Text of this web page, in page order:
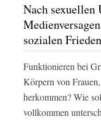
Nach
sozialen Frieden
Funktionieren bei
Körpern von
herkommen? Wie
vollkommen